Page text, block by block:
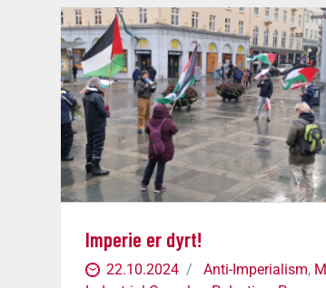
Imperie er dyrt!
22.10.2024 Anti-Imperialism,